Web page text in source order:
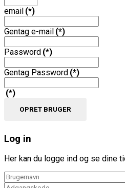
email (*)
Gentag e-mail (*)
Password (*)
Gentag Password (*)
(*)
OPRET BRUGER
Log in
Her kan du logge ind og se dine